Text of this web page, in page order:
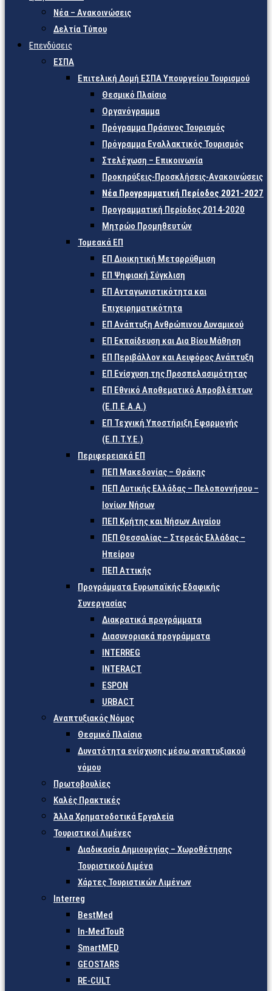
Νέα – Ανακοινώσεις
Δελτία Τύπου
Επενδύσεις
ΕΣΠΑ
Επιτελική Δομή ΕΣΠΑ Υπουργείου Τουρισμού
Θεσμικό Πλαίσιο
Οργανόγραμμα
Πρόγραμμα Πράσινος Τουρισμός
Πρόγραμμα Εναλλακτικός Τουρισμός
Στελέχωση – Επικοινωνία
Προκηρύξεις-Προσκλήσεις-Ανακοινώσεις
Νέα Προγραμματική Περίοδος 2021-2027
Προγραμματική Περίοδος 2014-2020
Μητρώο Προμηθευτών
Τομεακά ΕΠ
ΕΠ Διοικητική Μεταρρύθμιση
ΕΠ Ψηφιακή Σύγκλιση
ΕΠ Ανταγωνιστικότητα και
Επιχειρηματικότητα
ΕΠ Ανάπτυξη Ανθρώπινου Δυναμικού
ΕΠ Εκπαίδευση και Δια Βίου Μάθηση
ΕΠ Περιβάλλον και Αειφόρος Ανάπτυξη
ΕΠ Ενίσχυση της Προσπελασιμότητας
ΕΠ Εθνικό Αποθεματικό Απροβλέπτων
(Ε.Π.Ε.Α.Α.)
ΕΠ Τεχνική Υποστήριξη Εφαρμογής
(Ε.Π.Τ.Υ.Ε.)
Περιφερειακά ΕΠ
ΠΕΠ Μακεδονίας – Θράκης
ΠΕΠ Δυτικής Ελλάδας – Πελοποννήσου –
Ιονίων Νήσων
ΠΕΠ Κρήτης και Νήσων Αιγαίου
ΠΕΠ Θεσσαλίας – Στερεάς Ελλάδας –
Ηπείρου
ΠΕΠ Αττικής
Προγράμματα Ευρωπαϊκής Εδαφικής
Συνεργασίας
Διακρατικά προγράμματα
Διασυνοριακά προγράμματα
INTERREG
INTERACT
ESPON
URBACT
Αναπτυξιακός Νόμος
Θεσμικό Πλαίσιο
Δυνατότητα ενίσχυσης μέσω αναπτυξιακού
νόμου
Πρωτοβουλίες
Καλές Πρακτικές
Άλλα Χρηματοδοτικά Εργαλεία
Τουριστικοί Λιμένες
Διαδικασία Δημιουργίας – Χωροθέτησης
Τουριστικού Λιμένα
Χάρτες Τουριστικών Λιμένων
Interreg
BestMed
In-MedTouR
SmartMED
GEOSTARS
RE-CULT